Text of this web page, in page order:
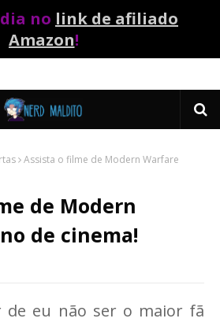
no link de afiliado
Amazon!
Assista o filme de Modern Warfare
de Modern
de cinema!
de eu não ser o maior fã